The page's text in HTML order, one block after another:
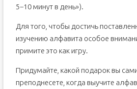
5−10 минут в день»).
Для того, чтобы достичь
изучению алфавита особое
примите это как игру.
Придумайте, какой подарок вы
преподнесете, когда выучите